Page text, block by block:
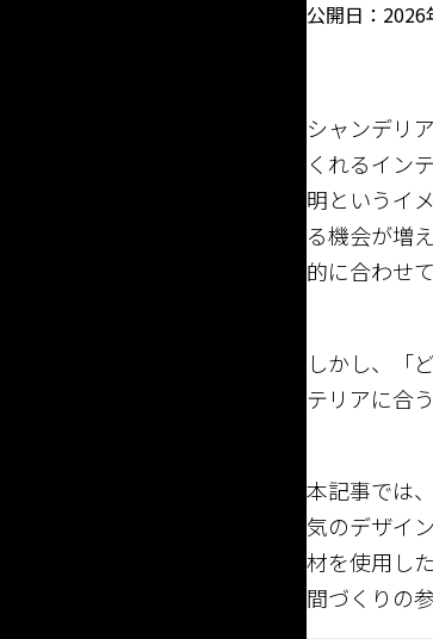
公開日：2026
シャンデリ
くれるイン
明というイ
る機会が増
的に合わせ
しかし、「
テリアに合
本記事では
気のデザイ
材を使用し
間づくりの